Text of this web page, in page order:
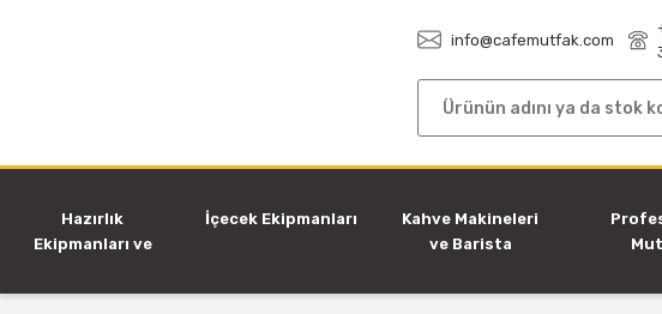
info@cafemutfak.com
Hazırlık
Ekipmanları ve
İçecek Ekipmanları
Kahve Makineleri
ve Barista